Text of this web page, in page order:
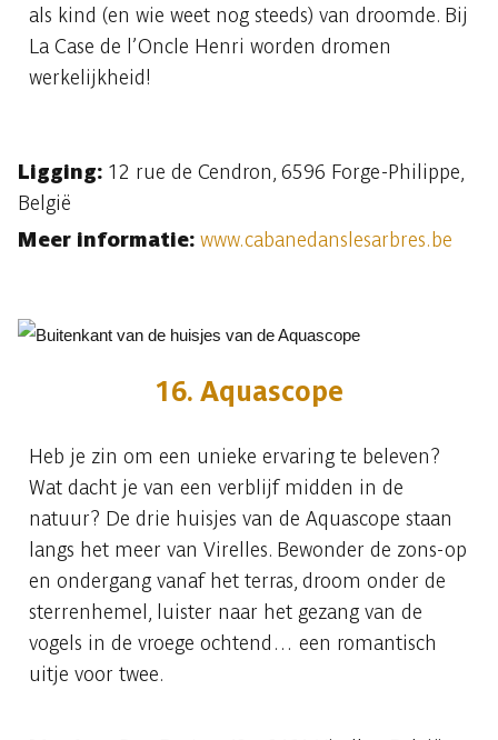
als kind (en wie weet nog steeds) van droomde. Bij
La Case de l’Oncle Henri worden dromen
werkelijkheid!
Ligging: 12 rue de Cendron, 6596 Forge-Philippe,
België
Meer informatie: www.cabanedanslesarbres.be
16. Aquascope
Heb je zin om een unieke ervaring te beleven?
Wat dacht je van een verblijf midden in de
natuur? De drie huisjes van de Aquascope staan
langs het meer van Virelles. Bewonder de zons-op
en ondergang vanaf het terras, droom onder de
sterrenhemel, luister naar het gezang van de
vogels in de vroege ochtend… een romantisch
uitje voor twee.